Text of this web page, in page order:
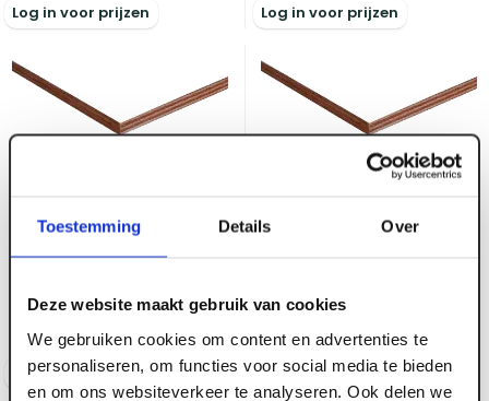
Toestemming Details Over
Deze website maakt gebruik van cookies
We gebruiken cookies om content en advertenties te
personaliseren, om functies voor social media te bieden
en om ons websiteverkeer te analyseren. Ook delen we
Log in voor prijzen Log in voor prijzen
ART000223
12 mm x 2500 x 1220
Garantiemultiplex FSC
Voorraad: 160+
Log in voor prijzen
ART000224
Garantiemultiplex FSC
Voorraad: 40+
Log in voor prijzen